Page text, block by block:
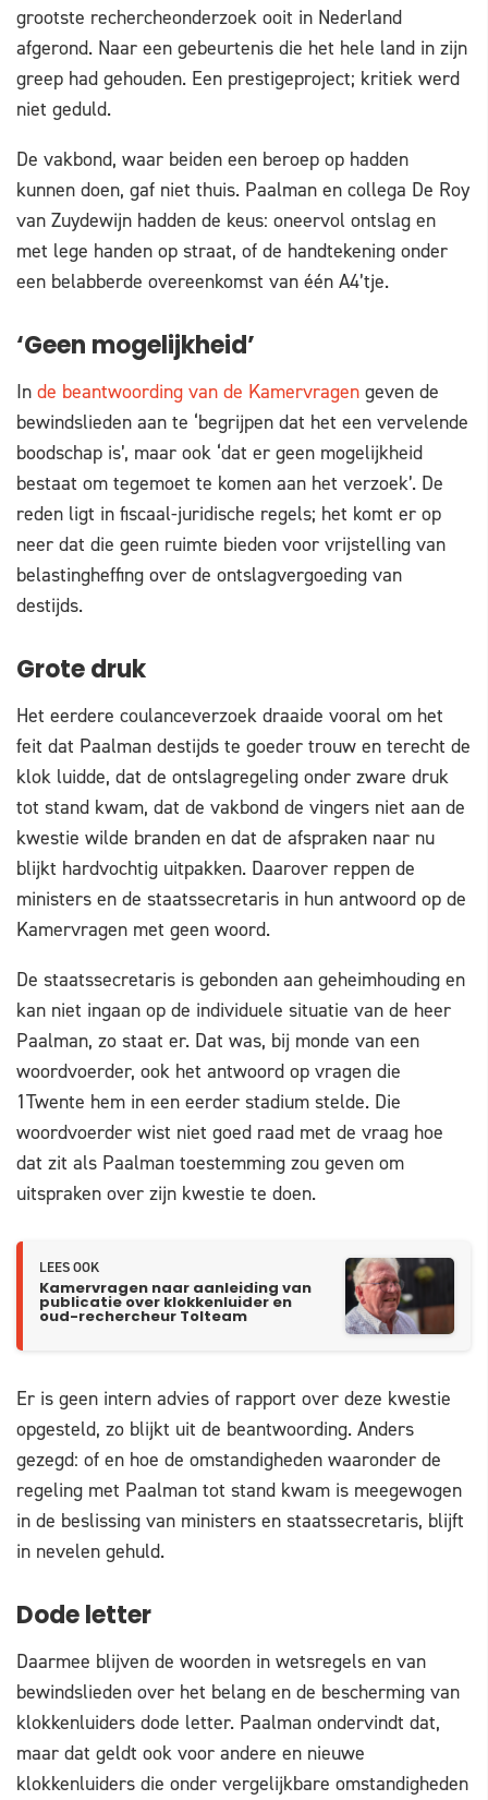
grootste rechercheonderzoek ooit in Nederland
afgerond. Naar een gebeurtenis die het hele land in zijn
greep had gehouden. Een prestigeproject; kritiek werd
niet geduld.
De vakbond, waar beiden een beroep op hadden
kunnen doen, gaf niet thuis. Paalman en collega De Roy
van Zuydewijn hadden de keus: oneervol ontslag en
met lege handen op straat, of de handtekening onder
een belabberde overeenkomst van één A4’tje.
‘Geen mogelijkheid’
In de beantwoording van de Kamervragen geven de
bewindslieden aan te ‘begrijpen dat het een vervelende
boodschap is’, maar ook ‘dat er geen mogelijkheid
bestaat om tegemoet te komen aan het verzoek’. De
reden ligt in fiscaal-juridische regels; het komt er op
neer dat die geen ruimte bieden voor vrijstelling van
belastingheffing over de ontslagvergoeding van
destijds.
Grote druk
Het eerdere coulanceverzoek draaide vooral om het
feit dat Paalman destijds te goeder trouw en terecht de
klok luidde, dat de ontslagregeling onder zware druk
tot stand kwam, dat de vakbond de vingers niet aan de
kwestie wilde branden en dat de afspraken naar nu
blijkt hardvochtig uitpakken. Daarover reppen de
ministers en de staatssecretaris in hun antwoord op de
Kamervragen met geen woord.
De staatssecretaris is gebonden aan geheimhouding en
kan niet ingaan op de individuele situatie van de heer
Paalman, zo staat er. Dat was, bij monde van een
woordvoerder, ook het antwoord op vragen die
1Twente hem in een eerder stadium stelde. Die
woordvoerder wist niet goed raad met de vraag hoe
dat zit als Paalman toestemming zou geven om
uitspraken over zijn kwestie te doen.
LEES OOK
Kamervragen naar aanleiding van
publicatie over klokkenluider en
oud-rechercheur Tolteam
Er is geen intern advies of rapport over deze kwestie
opgesteld, zo blijkt uit de beantwoording. Anders
gezegd: of en hoe de omstandigheden waaronder de
regeling met Paalman tot stand kwam is meegewogen
in de beslissing van ministers en staatssecretaris, blijft
in nevelen gehuld.
Dode letter
Daarmee blijven de woorden in wetsregels en van
bewindslieden over het belang en de bescherming van
klokkenluiders dode letter. Paalman ondervindt dat,
maar dat geldt ook voor andere en nieuwe
klokkenluiders die onder vergelijkbare omstandigheden